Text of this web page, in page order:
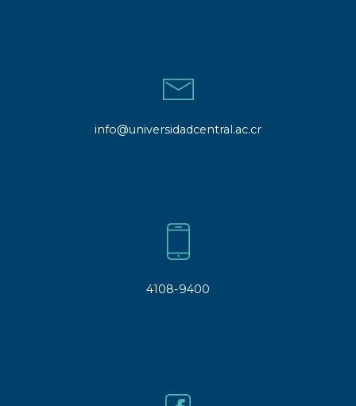
info@universidadcentral.ac.cr
4108-9400